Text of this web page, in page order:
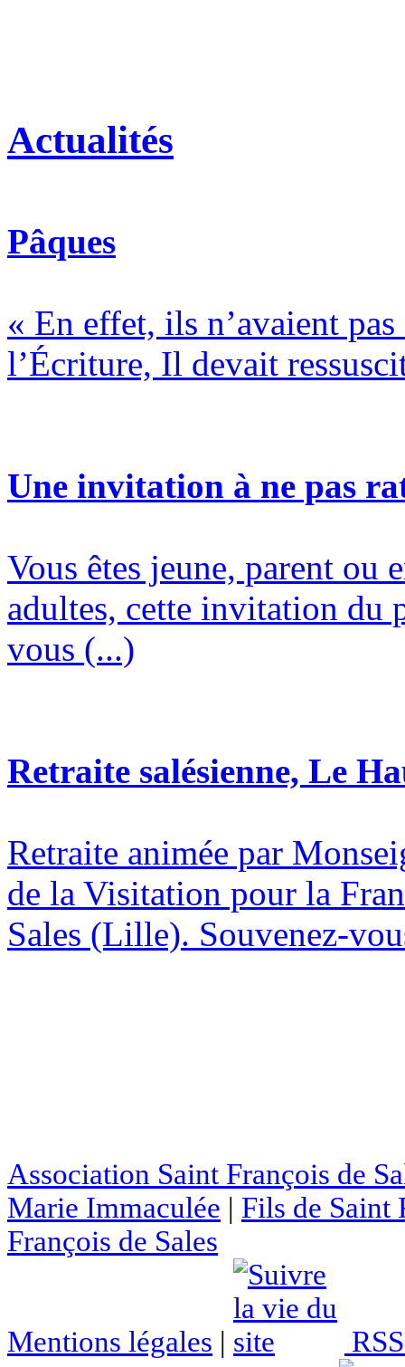
Actualités
Pâques
« En effet, ils n’avaient
l’Écriture, Il devait
Une invitation à ne pas
Vous êtes jeune, parent ou
adultes, cette invitation du
vous (...)
Retraite salésienne, Le
Retraite animée par
de la Visitation pour la
Sales (Lille). Souvenez-
Association Saint François de
Marie Immaculée | Fils de Saint
François de Sales
Mentions légales |